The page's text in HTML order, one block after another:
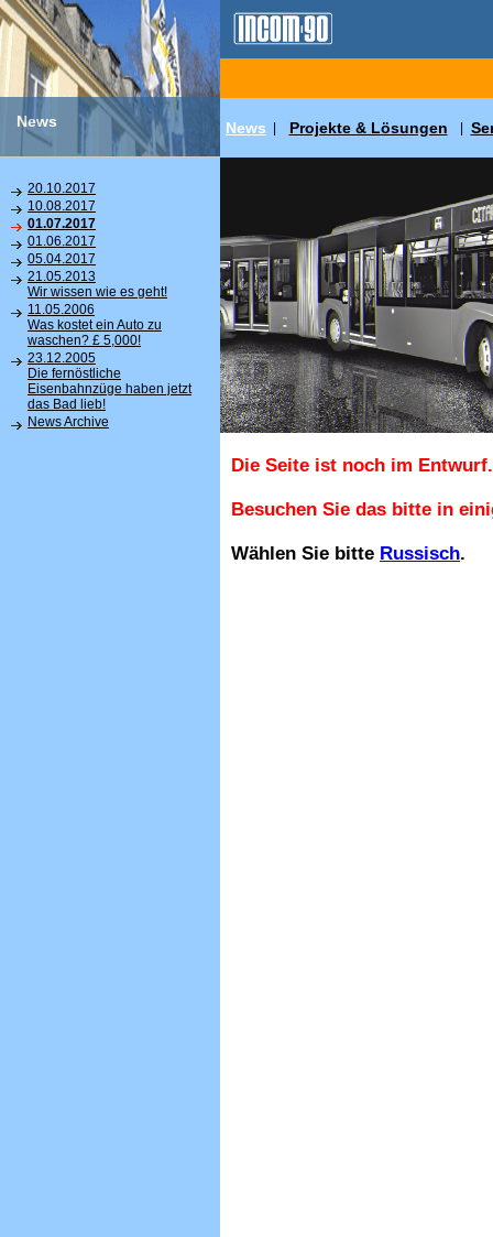
News News Projekte & Lösungen
20.10.2017
10.08.2017
01.07.2017
01.06.2017
05.04.2017
21.05.2013
Wir wissen wie es geht!
11.05.2006
Was kostet ein Auto zu
waschen? £ 5,000!
23.12.2005
Die fernöstliche
Eisenbahnzüge haben jetzt
das Bad lieb!
News Archive
Die Seite ist noch im Entwurf.
Besuchen Sie das bitte in
Wählen Sie bitte Russisch.